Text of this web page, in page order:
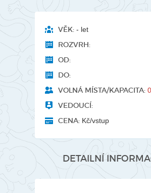
VĚK: - let
ROZVRH:
OD:
DO:
VOLNÁ MÍSTA/KAPACITA:
VEDOUCÍ:
CENA: Kč/vstup
DETAILNÍ